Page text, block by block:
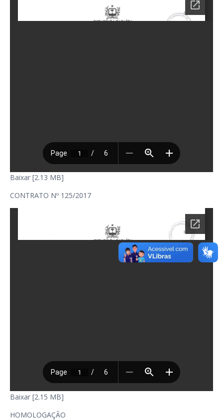
Baixar [2.13 MB]
CONTRATO Nº 125/2017
Baixar [2.15 MB]
HOMOLOGAÇÃO